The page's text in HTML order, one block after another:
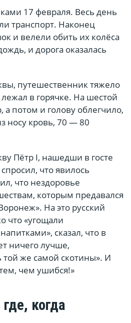
17 февраля. Весь день
транспорт. Наконец
и велели обить их колёса
и дорога оказалась
путешественник тяжело
в горячке. На шестой
а потом и голову облегчило,
носу кровь, 70 — 80
Пётр I, нашедши в госте
что явилось
что нездоровье
которым предавался
На это русский
что «угощали
сказал, что в
ничего лучше,
той же самой скотины». И
чем ушибся!»
когда